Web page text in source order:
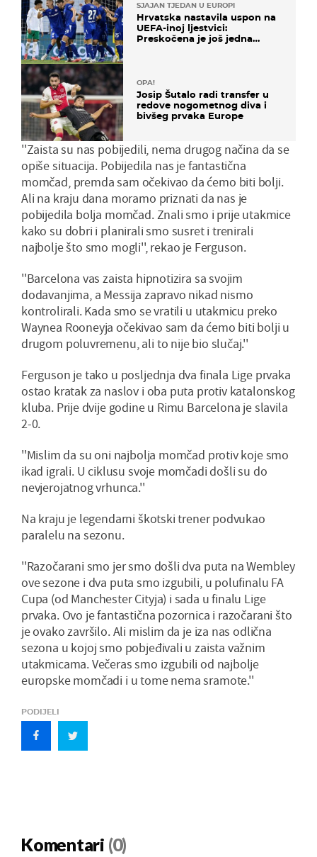
SJAJAN TJEDAN U EUROPI
Hrvatska nastavila uspon na
UEFA-inoj ljestvici:
Preskočena je još jedna
OPA!
Josip Šutalo radi transfer u
redove nogometnog diva i
bivšeg prvaka Europe
''Zaista su nas pobijedili, nema drugog načina da se
opiše situacija. Pobijedila nas je fantastična
momčad, premda sam očekivao da ćemo biti bolji.
Ali na kraju dana moramo priznati da nas je
pobijedila bolja momčad. Znali smo i prije utakmice
kako su dobri i planirali smo susret i trenirali
najbolje što smo mogli'', rekao je Ferguson.
''Barcelona vas zaista hipnotizira sa svojim
dodavanjima, a Messija zapravo nikad nismo
kontrolirali. Kada smo se vratili u utakmicu preko
Waynea Rooneyja očekivao sam da ćemo biti bolji u
drugom poluvremenu, ali to nije bio slučaj.''
Ferguson je tako u posljednja dva finala Lige prvaka
ostao kratak za naslov i oba puta protiv katalonskog
kluba. Prije dvije godine u Rimu Barcelona je slavila
2-0.
''Mislim da su oni najbolja momčad protiv koje smo
ikad igrali. U ciklusu svoje momčadi došli su do
nevjerojatnog vrhunca.''
Na kraju je legendarni škotski trener podvukao
paralelu na sezonu.
''Razočarani smo jer smo došli dva puta na Wembley
ove sezone i dva puta smo izgubili, u polufinalu FA
Cupa (od Manchester Cityja) i sada u finalu Lige
prvaka. Ovo je fantastična pozornica i razočarani što
je ovako završilo. Ali mislim da je iza nas odlična
sezona u kojoj smo pobjeđivali u zaista važnim
utakmicama. Večeras smo izgubili od najbolje
europske momčadi i u tome nema sramote.''
PODIJELI
Komentari (0)